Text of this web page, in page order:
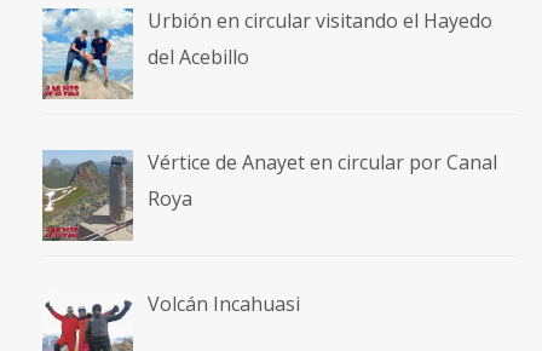
Urbión en circular visitando el Hayedo
del Acebillo
Vértice de Anayet en circular por Canal
Roya
Volcán Incahuasi